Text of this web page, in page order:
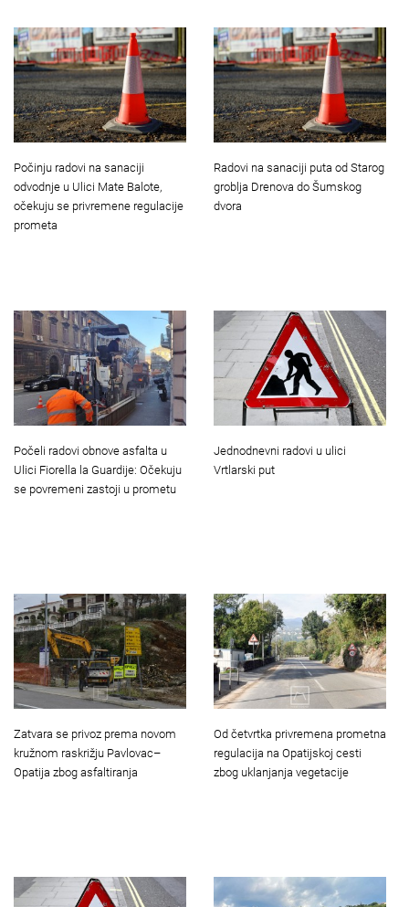
Počinju radovi na sanaciji
odvodnje u Ulici Mate Balote,
očekuju se privremene regulacije
prometa
Radovi na sanaciji puta od Starog
groblja Drenova do Šumskog
dvora
Počeli radovi obnove asfalta u
Ulici Fiorella la Guardije: Očekuju
se povremeni zastoji u prometu
Jednodnevni radovi u ulici
Vrtlarski put
Zatvara se privoz prema novom
kružnom raskrižju Pavlovac–
Opatija zbog asfaltiranja
Od četvrtka privremena prometna
regulacija na Opatijskoj cesti
zbog uklanjanja vegetacije